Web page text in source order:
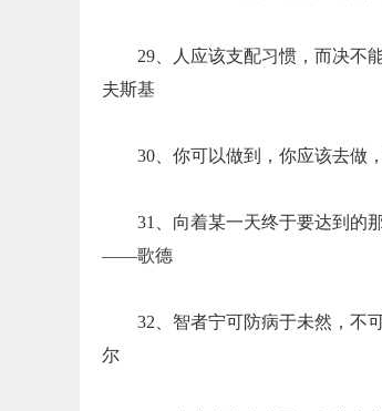
29、人应该支配习惯，而决
夫斯基
30、你可以做到，你应该去做
31、向着某一天终于要达到的
——歌德
32、智者宁可防病于未然，不
尔